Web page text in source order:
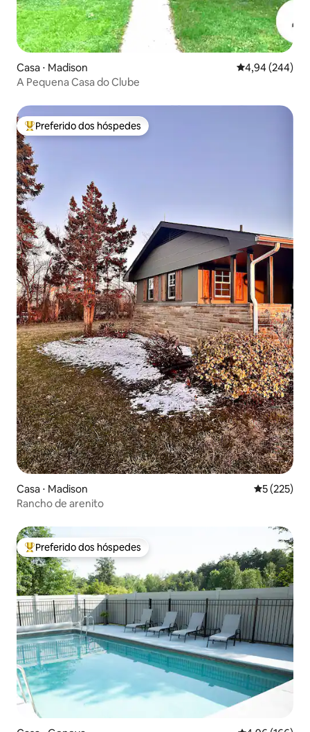
Casa ⋅ Madison 4,94 de uma
4,94 (244)
A Pequena Casa do Clube
Entre os melhores preferidos dos hóspedes
Preferido dos hóspedes
Casa ⋅ Madison 5 de uma
5 (225)
Rancho de arenito
Entre os melhores preferidos dos hóspedes
Preferido dos hóspedes